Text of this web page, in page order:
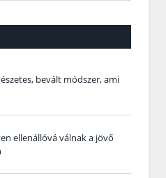
bevált módszer, ami
ellenállóvá válnak a jövő